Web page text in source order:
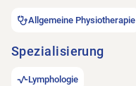
Allgemeine Physiotherapie
Spezialisierung
Lymphologie